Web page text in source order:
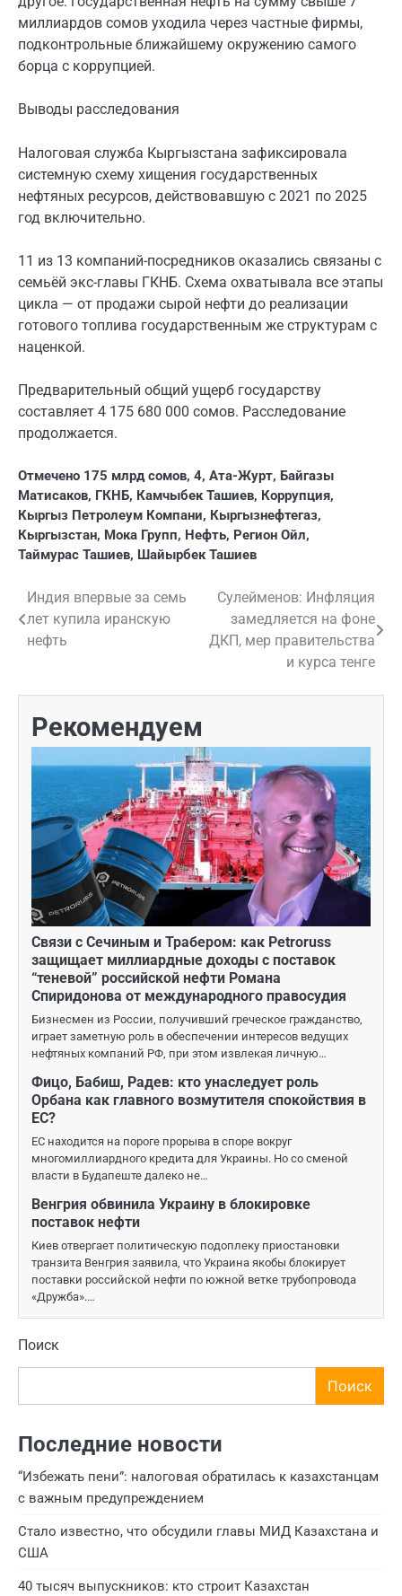
миллиардов сомов уходила через частные фирмы,
подконтрольные ближайшему окружению самого
борца с коррупцией.
Выводы расследования
Налоговая служба Кыргызстана зафиксировала
системную схему хищения государственных
нефтяных ресурсов, действовавшую с 2021 по 2025
год включительно.
11 из 13 компаний-посредников оказались связаны с
семьёй экс-главы ГКНБ. Схема охватывала все этапы
цикла — от продажи сырой нефти до реализации
готового топлива государственным же структурам с
наценкой.
Предварительный общий ущерб государству
составляет 4 175 680 000 сомов. Расследование
продолжается.
Отмечено 175 млрд сомов, 4, Ата-Журт, Байгазы
Матисаков, ГКНБ, Камчыбек Ташиев, Коррупция,
Кыргыз Петролеум Компани, Кыргызнефтегаз,
Кыргызстан, Мока Групп, Нефть, Регион Ойл,
Таймурас Ташиев, Шайырбек Ташиев
Навигация
по
Индия впервые за семь
лет купила иранскую
нефть
Сулейменов: Инфляция
замедляется на фоне
ДКП, мер правительства
и курса тенге
Рекомендуем
Связи с Сечиным и Трабером: как Petroruss
защищает миллиардные доходы с поставок
“теневой” российской нефти Романа
Спиридонова от международного правосудия
Бизнесмен из России, получивший греческое гражданство,
играет заметную роль в обеспечении интересов ведущих
нефтяных компаний РФ, при этом извлекая личную…
Фицо, Бабиш, Радев: кто унаследует роль
Орбана как главного возмутителя спокойствия в
ЕС?
ЕС находится на пороге прорыва в споре вокруг
многомиллиардного кредита для Украины. Но со сменой
власти в Будапеште далеко не…
Венгрия обвинила Украину в блокировке
поставок нефти
Киев отвергает политическую подоплеку приостановки
транзита Венгрия заявила, что Украина якобы блокирует
поставки российской нефти по южной ветке трубопровода
«Дружба».…
Поиск
Поиск
Последние новости
“Избежать пени”: налоговая обратилась к казахстанцам
с важным предупреждением
Стало известно, что обсудили главы МИД Казахстана и
США
40 тысяч выпускников: кто строит Казахстан